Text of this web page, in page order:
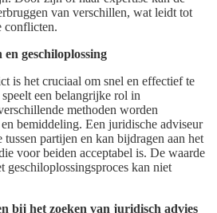
van verschillen, wat leidt tot
conflicten.
geschiloplossing
is het cruciaal om snel en effectief te
een belangrijke rol in
methoden worden
bemiddeling. Een juridische adviseur
partijen en kan bijdragen aan het
voor beiden acceptabel is. De waarde
geschiloplossingsproces kan niet
bij het zoeken van juridisch advies